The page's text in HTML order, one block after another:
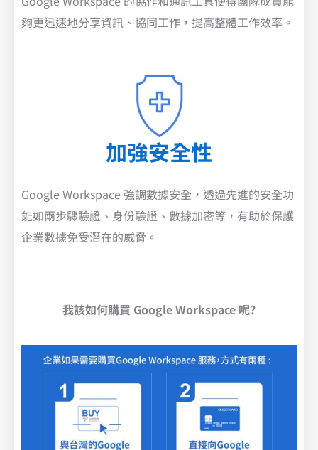
夠更迅速地分享資訊、協同工作，提高整體工作效率。
加強安全性
Google Workspace 強調數據安全，透過先進的安全功
能如兩步驟驗證、身份驗證、數據加密等，有助於保護
企業數據免受潛在的威脅。
我該如何購買 Google Workspace 呢?